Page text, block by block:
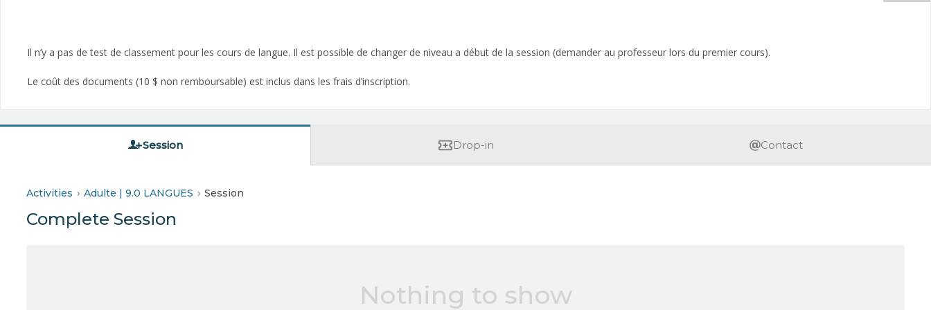
Il n’y a pas de test de classement pour les cours de langue. Il est possible de changer de niveau a début de la session (demander au professeur lors du premier cours).
Le coût des documents (10 $ non remboursable) est inclus dans les frais d’inscription.
Session Drop-in Contact
Activities Adulte | 9.0 LANGUES Session
Complete Session
Nothing to show